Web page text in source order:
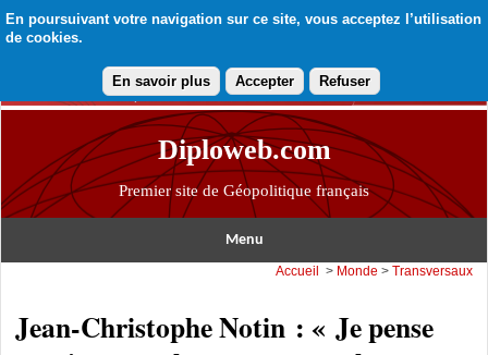
En poursuivant votre navigation sur ce site, vous acceptez l’utilisation
de cookies.
En savoir plus Accepter Refuser
Diploweb.com
Premier site de Géopolitique français
Menu
Accueil > Monde > Transversaux
Jean-Christophe Notin : « Je pense